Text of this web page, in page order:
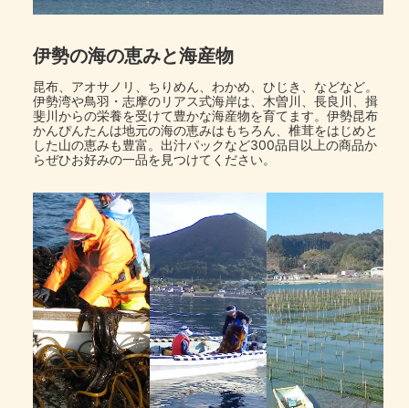
伊勢の海の恵みと海産物
昆布、アオサノリ、ちりめん、わかめ、ひじき、などなど。
伊勢湾や鳥羽・志摩のリアス式海岸は、木曽川、長良川、揖
斐川からの栄養を受けて豊かな海産物を育てます。伊勢昆布
かんぴんたんは地元の海の恵みはもちろん、椎茸をはじめと
した山の恵みも豊富。出汁パックなど300品目以上の商品か
らぜひお好みの一品を見つけてください。